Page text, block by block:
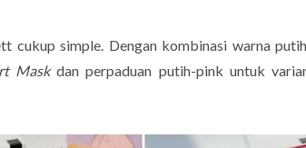
cukup simple. Dengan kombinasi warna
Maskdan perpaduan putih-pink untuk